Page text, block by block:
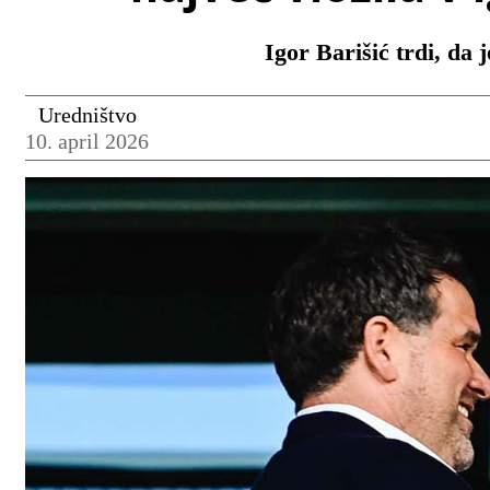
Igor Barišić trdi, da
Uredništvo
10. april 2026